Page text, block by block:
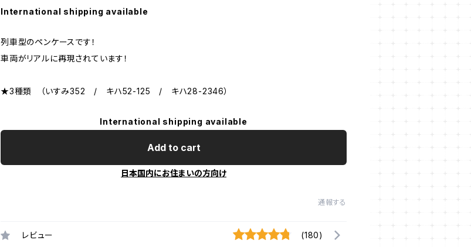
International shipping available
列車型のペンケースです！
車両がリアルに再現されています！
★3種類 （いすみ352 / キハ52-125 / キハ28-2346）
International shipping available
Add to cart
日本国内にお住まいの方向け
通報する
レビュー (180)